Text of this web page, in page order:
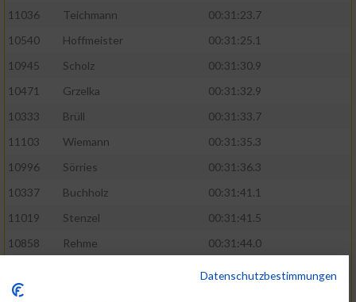
11036
Teichmann
00:31:23.7
10540
Hoffmeister
00:31:25.1
10945
Scholz
00:31:30.9
10471
Grzelka
00:31:32.9
10333
Brüll
00:31:33.7
11103
Wiemann
00:31:35.3
10996
Sörries
00:31:36.3
10337
Buchholz
00:31:41.1
11019
Stenzel
00:31:41.5
10858
Rehme
00:31:44.0
10553
Datenschutzbestimmungen